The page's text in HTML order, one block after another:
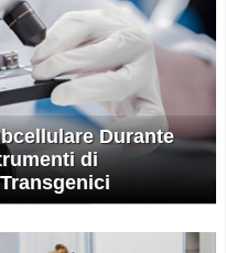
Durante
di